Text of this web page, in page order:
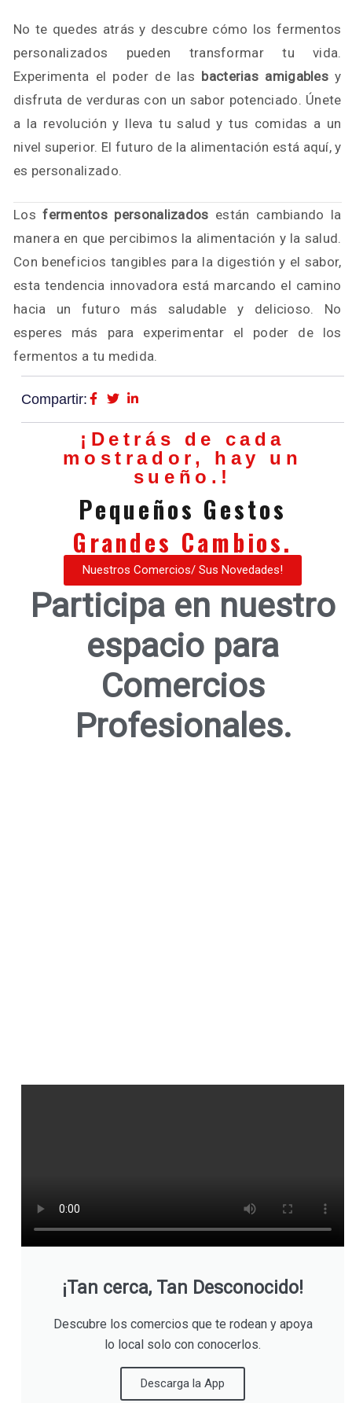
No te quedes atrás y descubre cómo los fermentos
personalizados pueden transformar tu vida.
Experimenta el poder de las bacterias amigables y
disfruta de verduras con un sabor potenciado. Únete
a la revolución y lleva tu salud y tus comidas a un
nivel superior. El futuro de la alimentación está aquí, y
es personalizado.
Losfermentos personalizados están cambiando la
manera en que percibimos la alimentación y la salud.
Con beneficios tangibles para la digestión y el sabor,
esta tendencia innovadora está marcando el camino
hacia un futuro más saludable y delicioso. No
esperes más para experimentar el poder de los
fermentos a tu medida.
Compartir:
¡Detrás de cada
mostrador, hay un
sueño.!
Pequeños Gestos
Grandes Cambios.
Nuestros Comercios/ Sus Novedades!
Participa en nuestro
espacio para
Comercios
Profesionales.
¡Tan cerca, Tan Desconocido!
Descubre los comercios que te rodean y apoya
lo local solo con conocerlos.
Descarga la App